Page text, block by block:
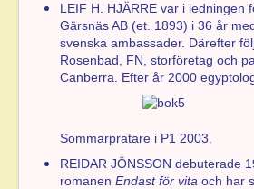
LEIF H. HJÄRRE var i ledningen
Gärsnäs AB (et. 1893) i 36 år
svenska ambassader. Därefter
Rosenbad, FN, storföretag och
Canberra. Efter år 2000
Sommarpratare i P1 2003.
REIDAR JÖNSSON debuterade
romanen Endast för vita och har